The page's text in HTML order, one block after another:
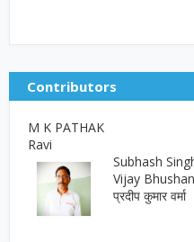
Contributors
M K PATHAK
Ravi
Subhash
Vijay Bhushan
प्रदीप कुमार वर्मा